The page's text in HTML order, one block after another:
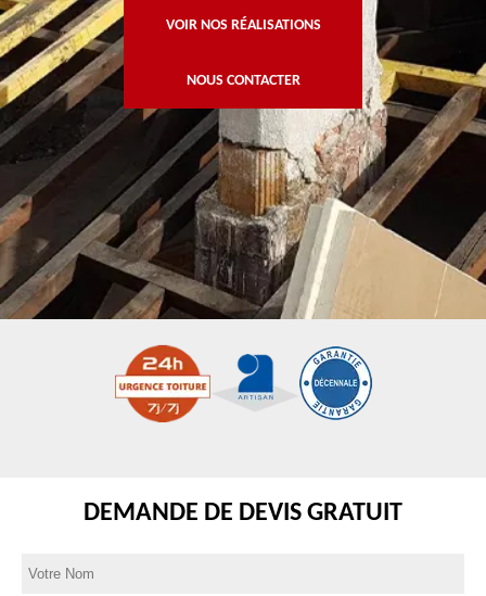
VOIR NOS RÉALISATIONS
NOUS CONTACTER
DEMANDE DE DEVIS GRATUIT